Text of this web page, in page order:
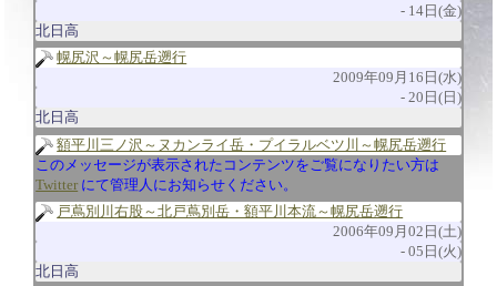
14日(金)
北日高
幌尻沢～幌尻岳遡行
2009年09月16日(水)
20日(日)
北日高
額平川三ノ沢～ヌカンライ岳・プイラルベツ川～幌尻岳遡行
このメッセージが表示されたコンテンツをご覧になりたい方は
Twitter にて管理人にお知らせください。
戸蔦別川右股～北戸蔦別岳・額平川本流～幌尻岳遡行
2006年09月02日(土)
05日(火)
北日高